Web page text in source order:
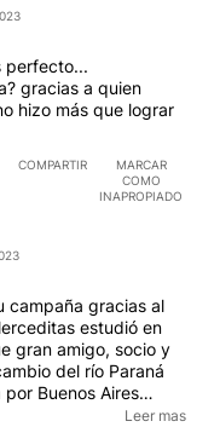
perfecto...
gracias a quien
hizo más que lograr
COMPARTIR
MARCAR
COMO
INAPROPIADO
campaña gracias al
estudió en
gran amigo, socio y
del río Paraná
Buenos Aires
Obligado, no hizoLeer mas